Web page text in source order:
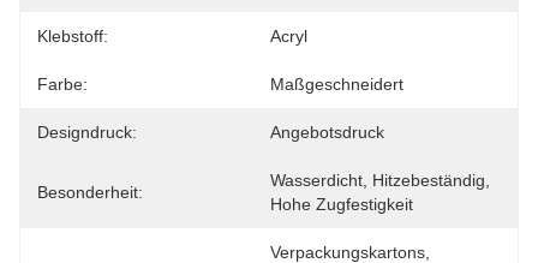
Klebstoff: Acryl
Farbe: Maßgeschneidert
Designdruck: Angebotsdruck
Besonderheit:
Wasserdicht, Hitzebeständig,
Hohe Zugfestigkeit
Verpackungskartons,